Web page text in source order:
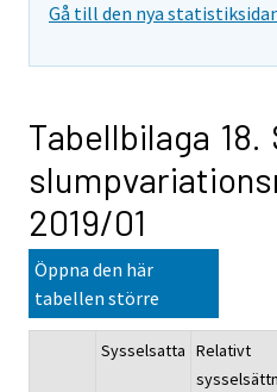
Gå till den nya
Tabellbilaga
2019/01
Öppna den här
tabellen större
Sysselsatta Relativt